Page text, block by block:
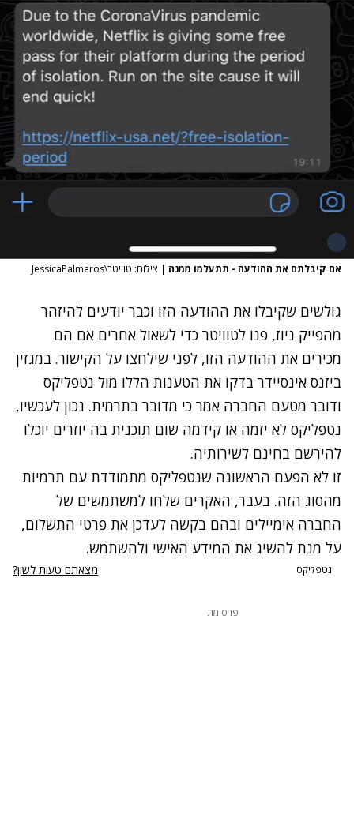
אם קיבלתם את ההודעה - תתעלמו ממנה | צילום: טוויטר\JessicaPalmeros
גולשים שקיבלו את ההודעה הזו וכבר יודעים להיזהר
מהפייק ניוז, פנו לטוויטר כדי לשאול אחרים אם הם
מכירים את ההודעה הזו, לפני שילחצו על הקישור. במגזין
ביזנס אינסיידר בדקו את הטענות הללו מול נטפליקס
ודובר מטעם החברה אמר כי מדובר בתרמית. נכון לעכשיו,
נטפליקס לא יזמה או קידמה שום תוכנית בה יוזרים יוכלו
להירשם בחינם לשירותיה.
זו לא הפעם הראשונה שנטפליקס מתמודדת עם תרמיות
מהסוג הזה. בעבר, האקרים שלחו למשתמשים של
החברה אימיילים ובהם בקשה לעדכן את פרטי התשלום,
על מנת להשיג את המידע האישי ולהשתמש.
נטפליקס מצאתם טעות לשון?
פרסומת